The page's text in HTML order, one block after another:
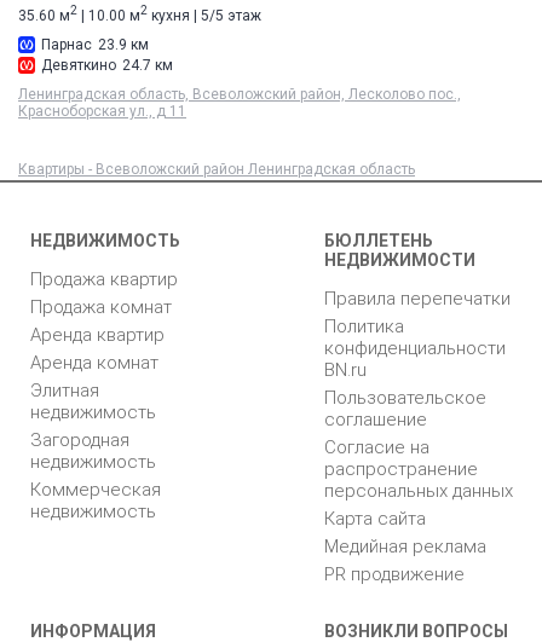
35.60 м2 | 10.00 м2 кухня | 5/5 этаж
Парнас 23.9 км
Девяткино 24.7 км
Ленинградская область, Всеволожский район, Лесколово пос.,
Красноборская ул., д 11
Квартиры - Всеволожский район Ленинградская область
НЕДВИЖИМОСТЬ
Продажа квартир
Продажа комнат
Аренда квартир
Аренда комнат
Элитная
недвижимость
Загородная
недвижимость
Коммерческая
недвижимость
БЮЛЛЕТЕНЬ
НЕДВИЖИМОСТИ
Правила перепечатки
Политика
конфиденциальности
BN.ru
Пользовательское
соглашение
Согласие на
распространение
персональных данных
Карта сайта
Медийная реклама
PR продвижение
ИНФОРМАЦИЯ ВОЗНИКЛИ ВОПРОСЫ